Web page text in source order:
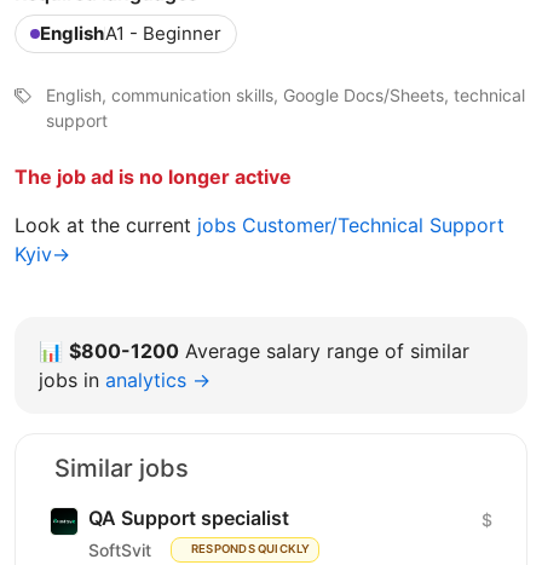
EnglishA1 - Beginner
English, communication skills, Google Docs/Sheets, technical
support
The job ad is no longer active
Look at the current jobs Customer/Technical Support
Kyiv→
📊 $800-1200 Average salary range of similar
jobs in analytics →
Similar jobs
QA Support specialist
SoftSvit RESPONDS QUICKLY
$